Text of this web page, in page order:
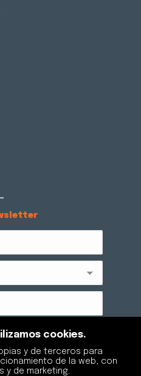
(UE) 2016/679 RGPD y
como responsable del
para gestionar su
retirar su
cookies.
y de terceros para
de la web, con
y de marketing.